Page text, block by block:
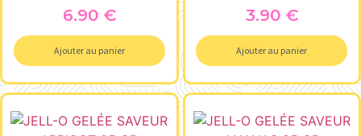
6.90 €
Ajouter au panier
3.90 €
Ajouter au panier